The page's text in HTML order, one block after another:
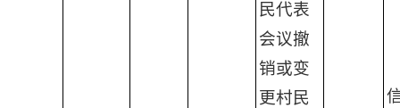
民代表
会议撤
销或变
更村民